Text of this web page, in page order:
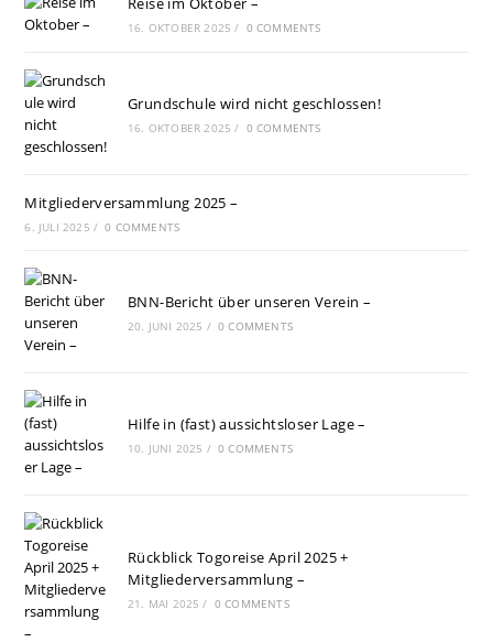
16. OKTOBER 2025 / 0 COMMENTS
Grundschule wird nicht geschlossen!
16. OKTOBER 2025 / 0 COMMENTS
Mitgliederversammlung 2025 –
6. JULI 2025 / 0 COMMENTS
BNN-Bericht über unseren Verein –
20. JUNI 2025 / 0 COMMENTS
Hilfe in (fast) aussichtsloser Lage –
10. JUNI 2025 / 0 COMMENTS
Rückblick Togoreise April 2025 +
Mitgliederversammlung –
21. MAI 2025 / 0 COMMENTS